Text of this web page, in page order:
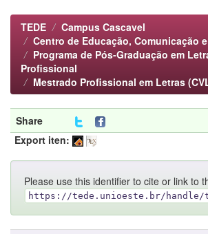
TEDE
Campus Cascavel
Centro de Educação, Comunicação
Programa de Pós-Graduação em
Profissional
Mestrado Profissional em Letras
Share
Export iten:
Please use this identifier to cite or link to
https://tede.unioeste.br/handle/